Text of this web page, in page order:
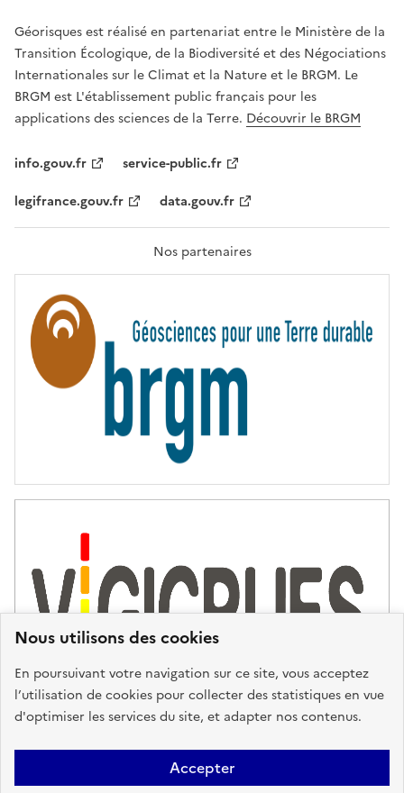
Nous utilisons des cookies
En poursuivant votre navigation sur ce site, vous acceptez
l’utilisation de cookies pour collecter des statistiques en vue
d'optimiser les services du site, et adapter nos contenus.
Accepter
T
É
,
É
G
A
L
F
A
T
R
T
É
Géorisques est réalisé en partenariat entre le Ministère de la
Transition Écologique, de la Biodiversité et des Négociations
Internationales sur le Climat et la Nature et le BRGM. Le
BRGM est L'établissement public français pour les
applications des sciences de la Terre. Découvrir le BRGM
info.gouv.fr
service-public.fr
legifrance.gouv.fr
data.gouv.fr
Nos partenaires
Plan du site Accessibilité : partiellement conforme
Mentions
Légales
Données personnelles Gestion des cookies FAQ